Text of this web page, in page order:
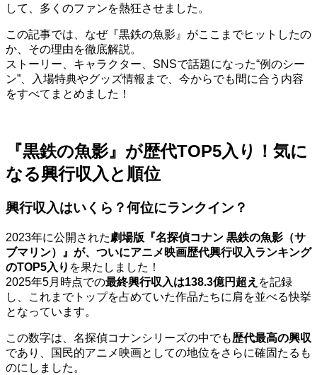
して、多くのファンを熱狂させました。
この記事では、なぜ『黒鉄の魚影』がここまでヒットしたの
か、その理由を徹底解説。
ストーリー、キャラクター、SNSで話題になった“例のシー
ン”、入場特典やグッズ情報まで、今からでも間に合う内容
をすべてまとめました！
『黒鉄の魚影』が歴代TOP5入り！気に
なる興行収入と順位
興行収入はいくら？何位にランクイン？
2023年に公開された劇場版『名探偵コナン 黒鉄の魚影（サ
ブマリン）』が、ついにアニメ映画歴代興行収入ランキング
のTOP5入り を果たしました！
2025年5月時点での最終興行収入は138.3億円超え を記録
し、これまでトップを占めていた作品たちに肩を並べる快挙
となっています。
この数字は、名探偵コナンシリーズの中でも歴代最高の興収
であり、国民的アニメ映画としての地位をさらに確固たるも
のにしました。